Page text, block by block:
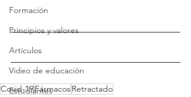
Formación
Principios y valores
Artículos
Video de educación
Estudiantes
Covid-19FármacosRetractado